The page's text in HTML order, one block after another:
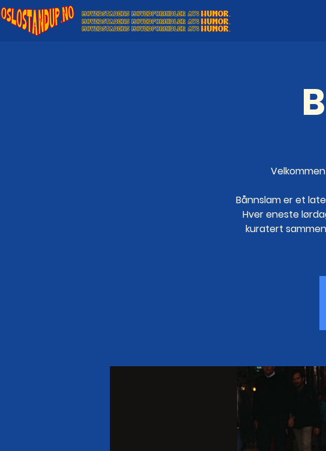
Bånnslam er et
Hver eneste
kuratert